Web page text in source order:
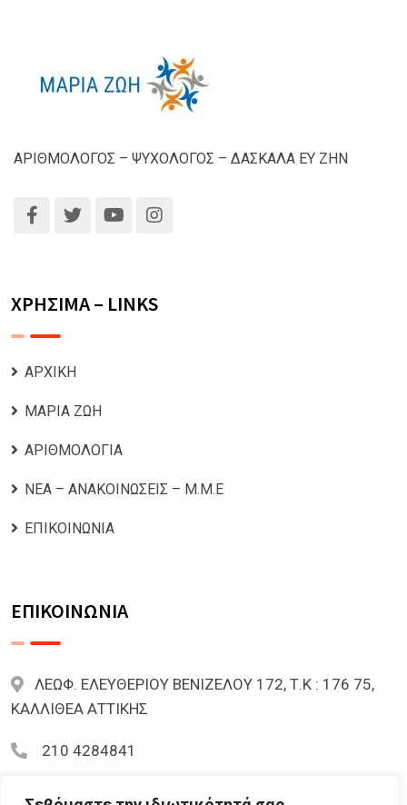
ΑΡΙΘΜΟΛΟΓΟΣ – ΨΥΧΟΛΟΓΟΣ – ΔΑΣΚΑΛΑ ΕΥ ΖΗΝ
ΧΡΗΣΙΜΑ – LINKS
ΑΡΧΙΚΗ
ΜΑΡΙΑ ΖΩΗ
ΑΡΙΘΜΟΛΟΓΙΑ
ΝΕΑ – ΑΝΑΚΟΙΝΩΣΕΙΣ – Μ.Μ.Ε
ΕΠΙΚΟΙΝΩΝΙΑ
ΕΠΙΚΟΙΝΩΝΙΑ
ΛΕΩΦ. ΕΛΕΥΘΕΡΙΟΥ ΒΕΝΙΖΕΛΟΥ 172, Τ.Κ : 176 75,
ΚΑΛΛΙΘΕΑ ΑΤΤΙΚΗΣ
210 4284841
mariazoi.powernumbers@gmail.com